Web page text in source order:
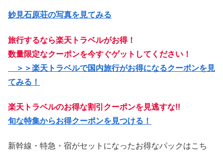
妙見石原荘の写真を見てみる
旅行するなら楽天トラベルがお得！
数量限定なクーポンを今すぐゲットしてください！
＞＞楽天トラベルで国内旅行がお得になるクーポンを見
てみる！
楽天トラベルのお得な割引クーポンを見逃すな!!
旬な特集からお得クーポンを見つける！
新幹線・特急・宿がセットになったお得なパックはこち